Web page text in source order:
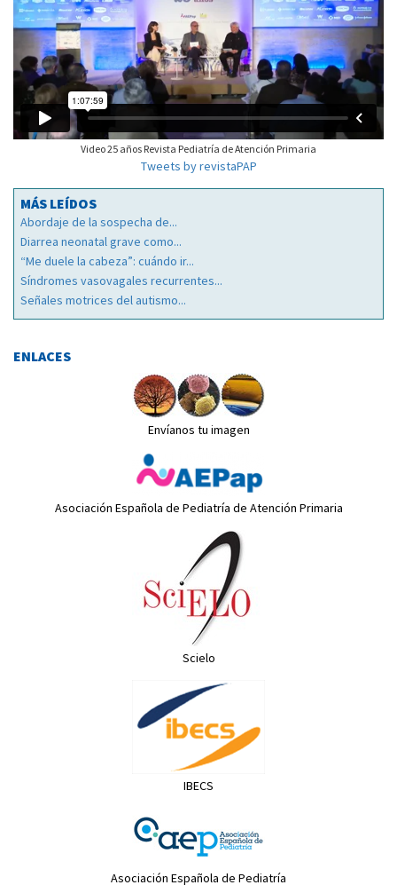
Video 25 años Revista Pediatría de Atención Primaria
Tweets by revistaPAP
MÁS LEÍDOS
Abordaje de la sospecha de...
Diarrea neonatal grave como...
“Me duele la cabeza”: cuándo ir...
Síndromes vasovagales recurrentes...
Señales motrices del autismo...
ENLACES
Envíanos tu imagen
Asociación Española de Pediatría de Atención Primaria
Scielo
IBECS
Asociación Española de Pediatría